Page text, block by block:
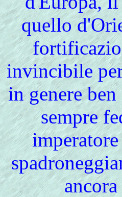
quello
invincibile
in genere
sempre